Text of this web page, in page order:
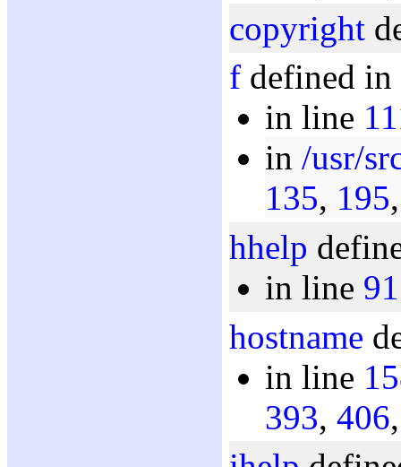
copyright
f defined
in line
in /usr/
135, 195
hhelp
in line 91
hostname
in line
393, 406